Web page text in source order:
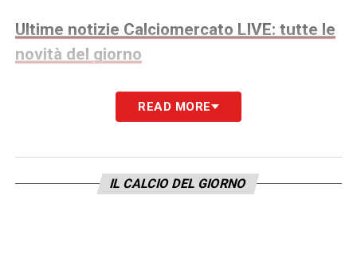
Ultime notizie Calciomercato LIVE: tutte le
novità del giorno
Al momento, laJuventusnon ha preso
decisioni definitive: la strategia alla
economica delle offerte che arriveranno
nelle prossime settimane. La società è
READ MORE
IL CALCIO DEL GIORNO